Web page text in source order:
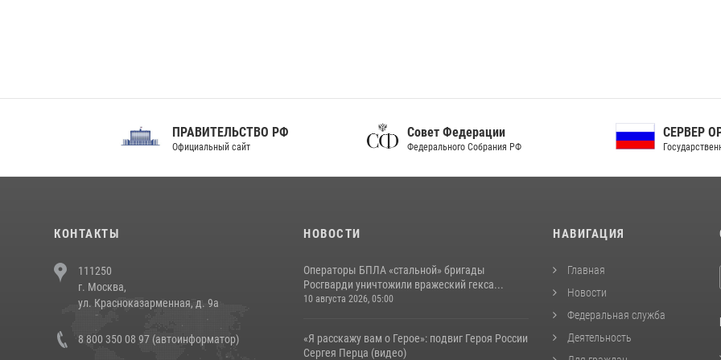
ПРАВИТЕЛЬСТВО РФ
Официальный сайт
Совет Федерации
Федерального Собрания РФ
СЕРВЕР ОРГАНОВ
Государственной власти РФ
КОНТАКТЫ
111250
г. Москва,
ул. Красноказарменная, д. 9а
8 800 350 08 97 (автоинформатор)
НОВОСТИ
Операторы БПЛА «стальной» бригады
Росгварди уничтожили вражеский гекса...
10 августа 2026, 05:00
«Я расскажу вам о Герое»: подвиг Героя России
Сергея Перца (видео)
НАВИГАЦИЯ
Главная
Новости
Федеральная служба
Деятельность